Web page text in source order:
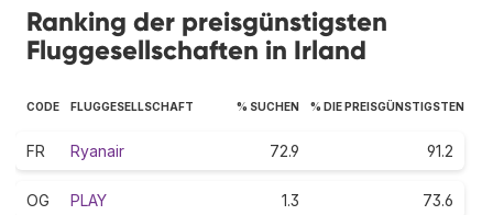
Ranking der preisgünstigsten
Fluggesellschaften in Irland
CODE FLUGGESELLSCHAFT % SUCHEN % DIE PREISGÜNSTIGSTEN
FR Ryanair 72.9 91.2
OG PLAY 1.3 73.6